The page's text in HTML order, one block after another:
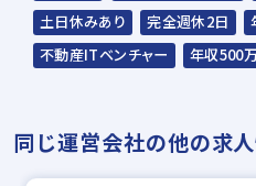
☆入社時期は相談に応
の方も積極的にご応
土日休みあり
完全週休2日
不動産ITベンチャー
年収500
同じ運営会社の他の求